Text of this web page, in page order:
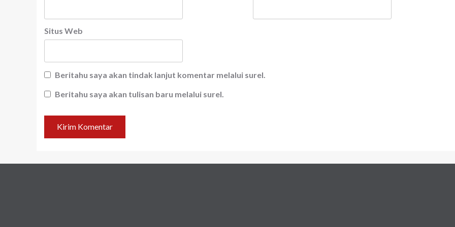
Situs Web
Beritahu saya akan tindak lanjut komentar melalui surel.
Beritahu saya akan tulisan baru melalui surel.